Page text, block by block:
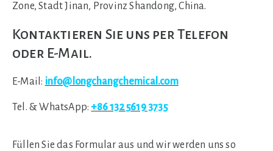
Zone, Stadt Jinan, Provinz Shandong, China.
Kontaktieren Sie uns per Telefon
oder E-Mail.
E-Mail: info@longchangchemical.com
Tel. & WhatsApp:+86 132 5619 3735
Füllen Sie das Formular aus und wir werden uns so